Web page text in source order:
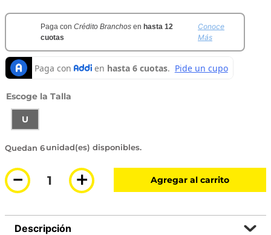
Paga con Crédito Branchos en hasta 12
cuotas
Conoce
Más
Talla
U
6 disponibles
＋
－ Agregar al carrito
Descripción